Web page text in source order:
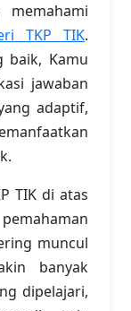
TKP TIK.
baik, Kamu
jawaban
adaptif,
TIK di atas
muncul
banyak
dipelajari,